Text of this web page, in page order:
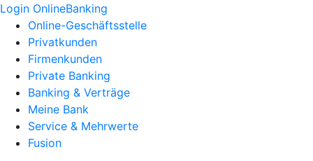
Login OnlineBanking
Online-Geschäftsstelle
Privatkunden
Firmenkunden
Private Banking
Banking & Verträge
Meine Bank
Service & Mehrwerte
Fusion